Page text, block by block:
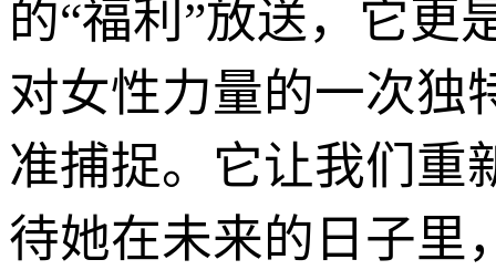
的“福利”放送，它更
对女性力量的一次独
准捕捉。它让我们重
待她在未来的日子里